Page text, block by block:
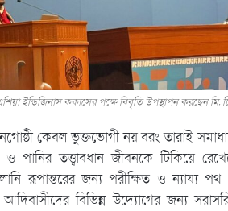
ইন্ডিজিনাস ককাসের পক্ষে বিবৃতি উপস্থাপন করছেন মি.
কেবল ভুক্তভোগী নয় বরং তারাই
পানির তত্ত্বাবধান জীবনকে টিকিয়ে
রূপান্তরের জন্য পরীক্ষিত ও ন্যায্য পথ
আদিবাসীদের বিভিন্ন উদ্যোগের জন্য